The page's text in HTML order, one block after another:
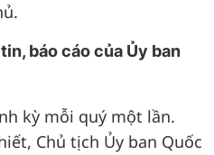
báo cáo của Ủy ban
kỳ mỗi quý một lần.
Chủ tịch Ủy ban Quốc